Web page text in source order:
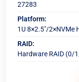
27283
Platform:
1U 8×2.5"/2×NVMe
RAID:
Hardware RAID